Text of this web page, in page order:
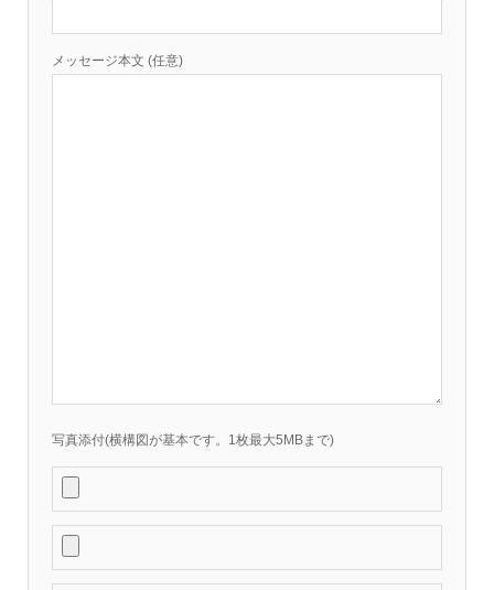
メッセージ本文 (任意)
写真添付(横構図が基本です。1枚最大5MBまで)